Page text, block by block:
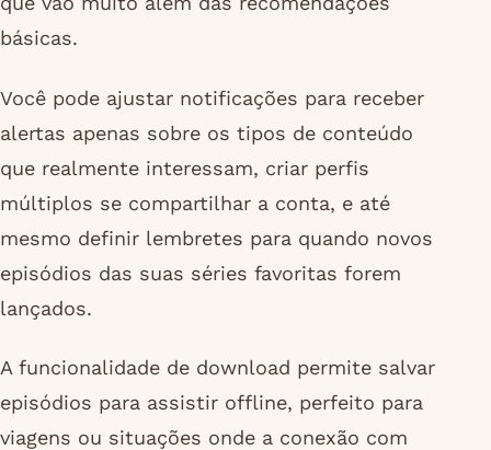
básicas.
Você pode ajustar notificações para receber
alertas apenas sobre os tipos de conteúdo
que realmente interessam, criar perfis
múltiplos se compartilhar a conta, e até
mesmo definir lembretes para quando novos
episódios das suas séries favoritas forem
lançados.
A funcionalidade de download permite salvar
episódios para assistir offline, perfeito para
viagens ou situações onde a conexão com